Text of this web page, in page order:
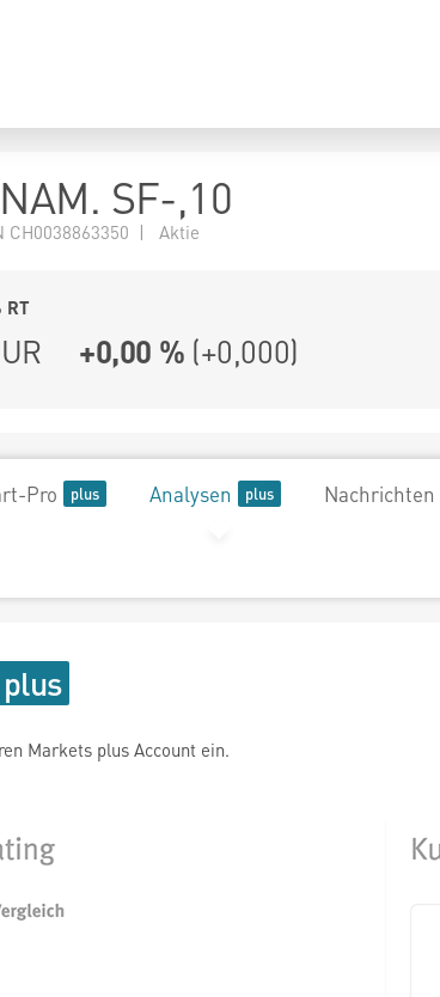
SF-,10
CH0038863350 | Aktie
RT
+0,00 % (+0,000)
Pro Analysen Nachrichten
Markets plus Account ein.